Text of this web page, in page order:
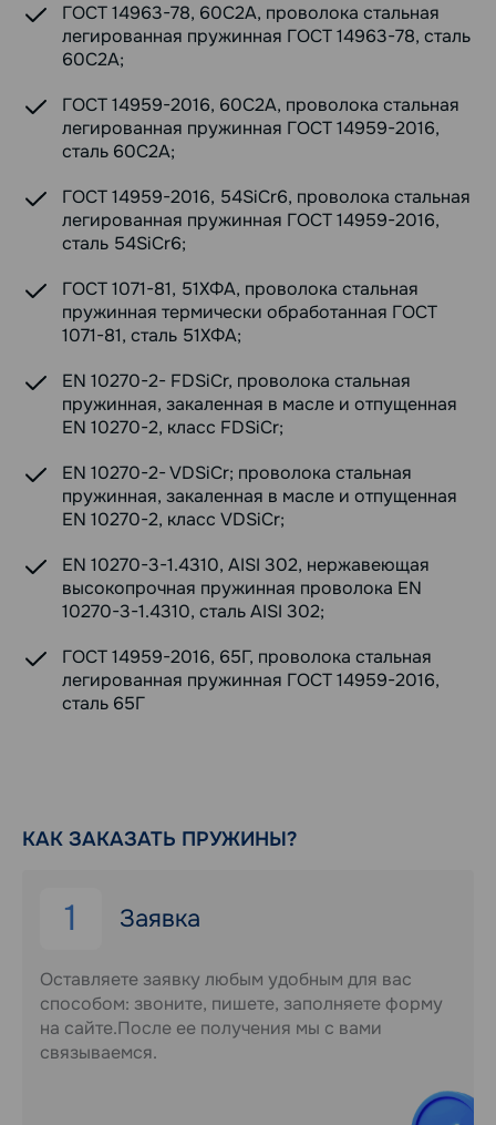
ГОСТ 14963-78, 60С2А, проволока стальная
легированная пружинная ГОСТ 14963-78, сталь
60С2А;
ГОСТ 14959-2016, 60С2А, проволока стальная
легированная пружинная ГОСТ 14959-2016,
сталь 60С2А;
ГОСТ 14959-2016, 54SiCr6, проволока стальная
легированная пружинная ГОСТ 14959-2016,
сталь 54SiCr6;
ГОСТ 1071-81, 51ХФА, проволока стальная
пружинная термически обработанная ГОСТ
1071-81, сталь 51ХФА;
EN 10270-2- FDSiCr, проволока стальная
пружинная, закаленная в масле и отпущенная
EN 10270-2, класс FDSiCr;
EN 10270-2- VDSiCr; проволока стальная
пружинная, закаленная в масле и отпущенная
EN 10270-2, класс VDSiCr;
EN 10270-3-1.4310, AISI 302, нержавеющая
высокопрочная пружинная проволока EN
10270-3-1.4310, сталь AISI 302;
ГОСТ 14959-2016, 65Г, проволока стальная
легированная пружинная ГОСТ 14959-2016,
сталь 65Г
КАК ЗАКАЗАТЬ ПРУЖИНЫ?
1 Заявка
Оставляете заявку любым удобным для вас
способом: звоните, пишете, заполняете форму
на сайте.После ее получения мы с вами
связываемся.